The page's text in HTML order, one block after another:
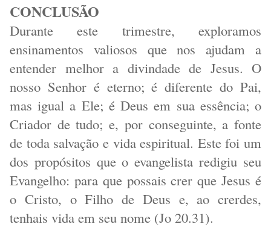
CONCLUSÃO
Durante este trimestre, exploramos
ensinamentos valiosos que nos ajudam a
entender melhor a divindade de Jesus. O
nosso Senhor é eterno; é diferente do Pai,
mas igual a Ele; é Deus em sua essência; o
Criador de tudo; e, por conseguinte, a fonte
de toda salvação e vida espiritual. Este foi um
dos propósitos que o evangelista redigiu seu
Evangelho: para que possais crer que Jesus é
o Cristo, o Filho de Deus e, ao crerdes,
tenhais vida em seu nome (Jo 20.31).